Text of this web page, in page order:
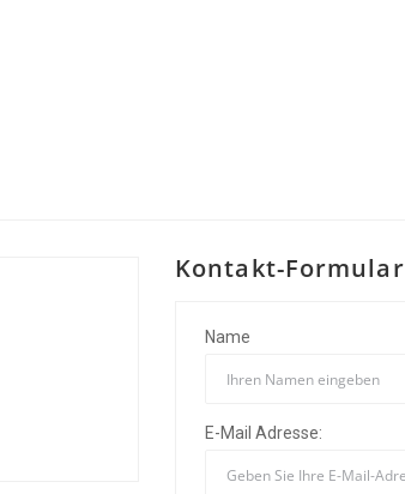
Kontakt-Formular
Name
E-Mail Adresse: